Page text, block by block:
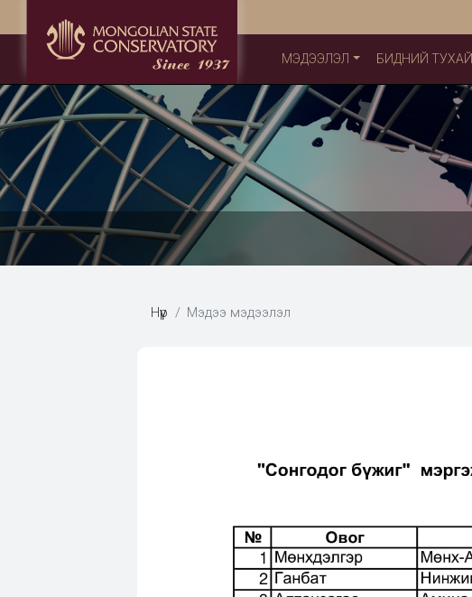
МЭДЭЭЛЭЛ БИДНИЙ ТУХАЙ
Нүүр Мэдээ мэдээлэл